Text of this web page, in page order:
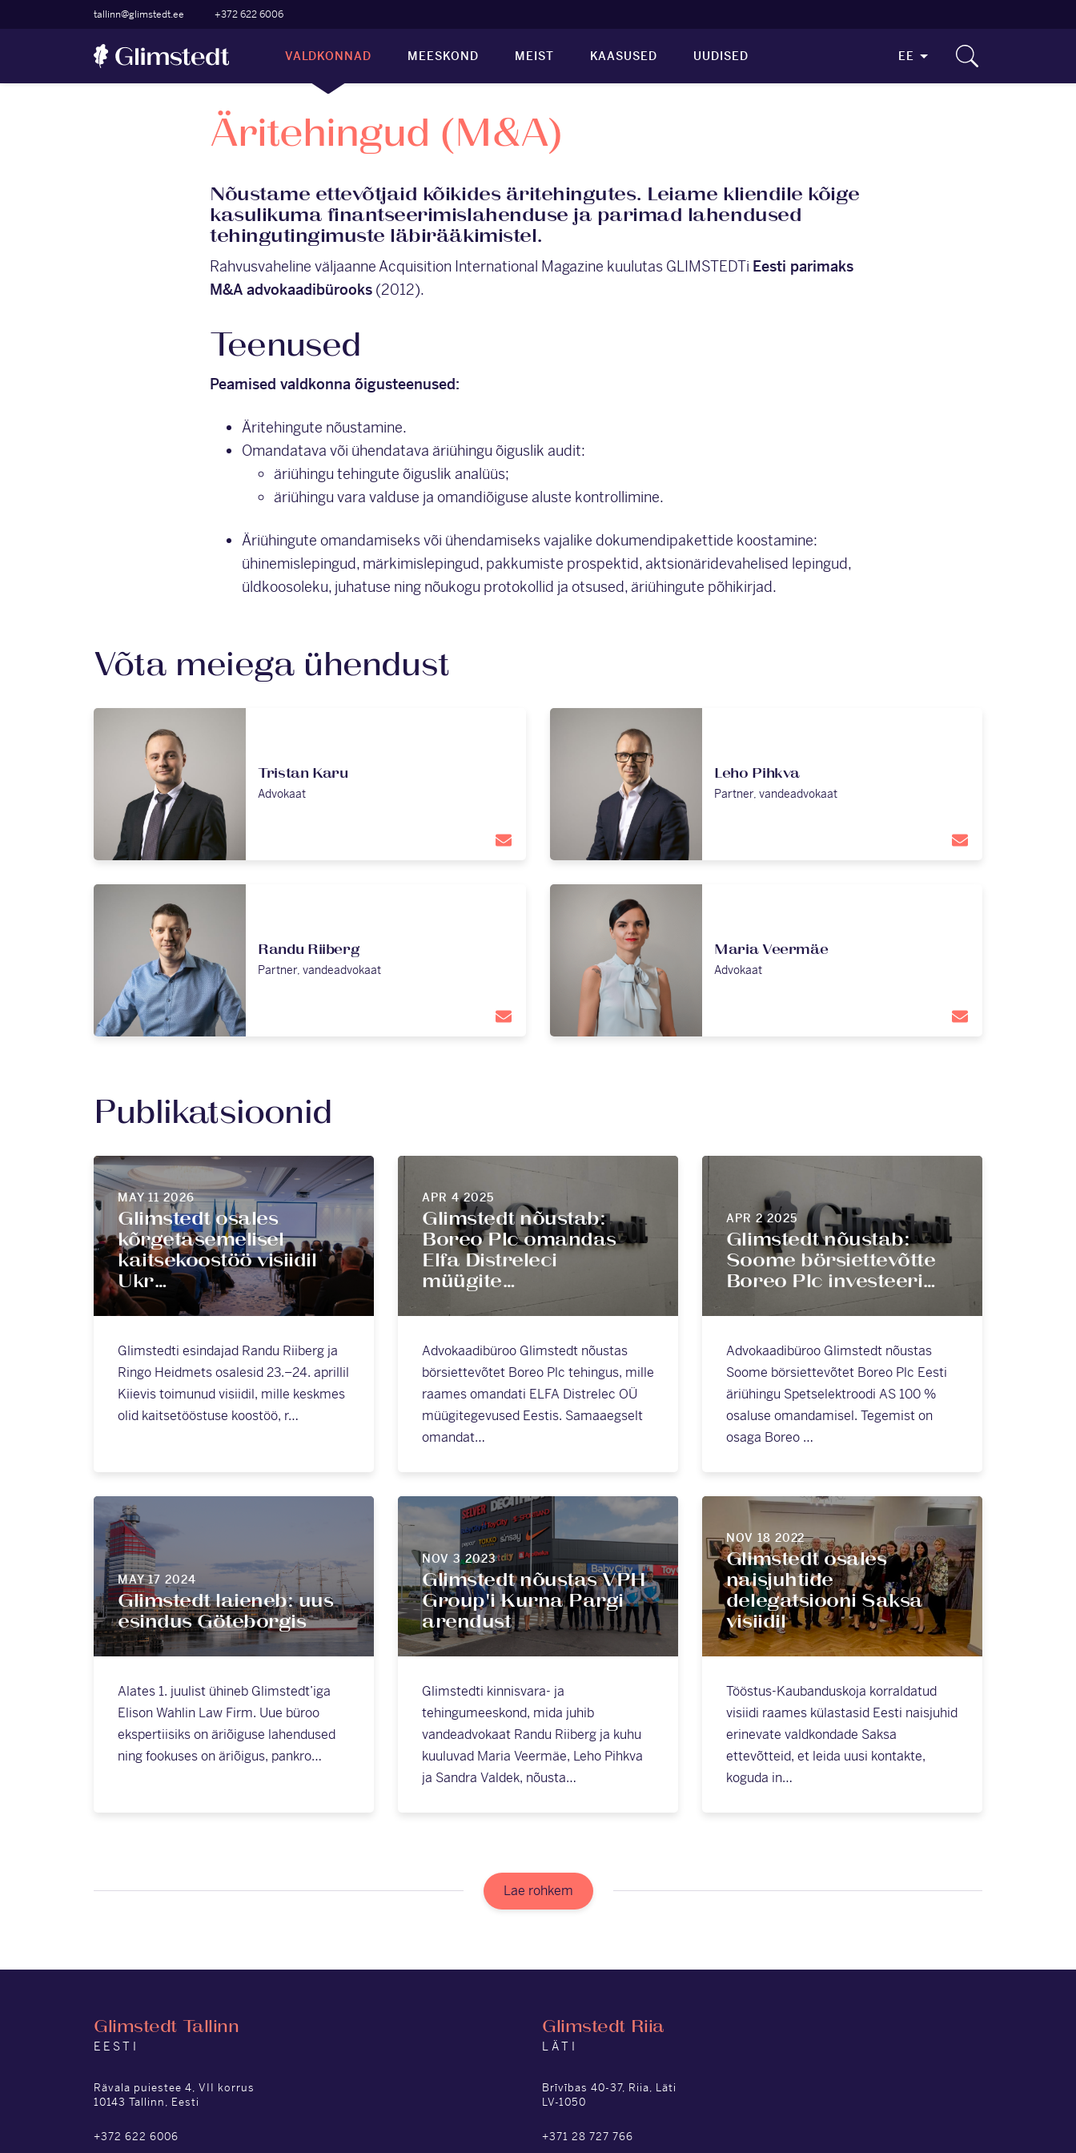
tallinn@glimstedt.ee +372 622 6006
VALDKONNAD MEESKOND MEIST KAASUSED UUDISED EE
Äritehingud (M&A)
Nõustame ettevõtjaid kõikides äritehingutes. Leiame kliendile kõige
kasulikuma finantseerimislahenduse ja parimad lahendused
tehingutingimuste läbirääkimistel.
Rahvusvaheline väljaanne Acquisition International Magazine kuulutas GLIMSTEDTi Eesti parimaks
M&A advokaadibürooks (2012).
Teenused
Peamised valdkonna õigusteenused:
Äritehingute nõustamine.
Omandatava või ühendatava äriühingu õiguslik audit:
äriühingu tehingute õiguslik analüüs;
äriühingu vara valduse ja omandiõiguse aluste kontrollimine.
Äriühingute omandamiseks või ühendamiseks vajalike dokumendipakettide koostamine:
ühinemislepingud, märkimislepingud, pakkumiste prospektid, aktsionäridevahelised lepingud,
üldkoosoleku, juhatuse ning nõukogu protokollid ja otsused, äriühingute põhikirjad.
Võta meiega ühendust
Tristan Karu
Advokaat
Leho Pihkva
Partner, vandeadvokaat
Randu Riiberg
Partner, vandeadvokaat
Maria Veermäe
Advokaat
Publikatsioonid
MAY 11 2026
Glimstedt osales
kõrgetasemelisel
kaitsekoostöö visiidil
Ukr…
Glimstedti esindajad Randu Riiberg ja
Ringo Heidmets osalesid 23.–24. aprillil
Kiievis toimunud visiidil, mille keskmes
olid kaitsetööstuse koostöö, r…
APR 4 2025
Glimstedt nõustab:
Boreo Plc omandas
Elfa Distreleci
müügite…
Advokaadibüroo Glimstedt nõustas
börsiettevõtet Boreo Plc tehingus, mille
raames omandati ELFA Distrelec OÜ
müügitegevused Eestis. Samaaegselt
omandat…
APR 2 2025
Glimstedt nõustab:
Soome börsiettevõtte
Boreo Plc investeeri…
Advokaadibüroo Glimstedt nõustas
Soome börsiettevõtet Boreo Plc Eesti
äriühingu Spetselektroodi AS 100 %
osaluse omandamisel. Tegemist on
osaga Boreo …
MAY 17 2024
Glimstedt laieneb: uus
esindus Göteborgis
Alates 1. juulist ühineb Glimstedt’iga
Elison Wahlin Law Firm. Uue büroo
ekspertiisiks on äriõiguse lahendused
ning fookuses on äriõigus, pankro…
NOV 3 2023
Glimstedt nõustas VPH
Group'i Kurna Pargi
arendust
Glimstedti kinnisvara- ja
tehingumeeskond, mida juhib
vandeadvokaat Randu Riiberg ja kuhu
kuuluvad Maria Veermäe, Leho Pihkva
ja Sandra Valdek, nõusta…
NOV 18 2022
Glimstedt osales
naisjuhtide
delegatsiooni Saksa
visiidil
Tööstus-Kaubanduskoja korraldatud
visiidi raames külastasid Eesti naisjuhid
erinevate valdkondade Saksa
ettevõtteid, et leida uusi kontakte,
koguda in…
Lae rohkem
Glimstedt Tallinn
EESTI
Rävala puiestee 4, VII korrus
10143 Tallinn, Eesti
+372 622 6006
Glimstedt Riia
LÄTI
Brīvības 40-37, Riia, Läti
LV-1050
+371 28 727 766